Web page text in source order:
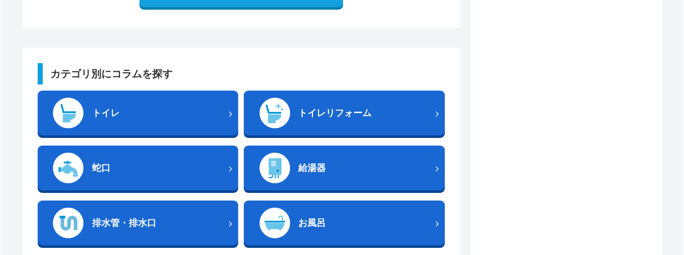
カテゴリ別にコラムを探す
トイレ トイレリフォーム
蛇口 給湯器
排水管・排水口 お風呂